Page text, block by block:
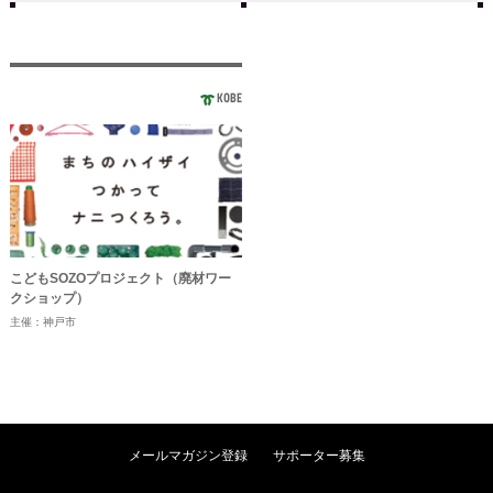
KOBE
こどもSOZOプロジェクト（廃材ワー
クショップ）
主催：神戸市
メールマガジン登録 サポーター募集